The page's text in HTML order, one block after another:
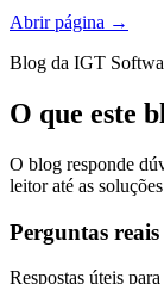
Abrir página →
Blog da IGT
O que este
O blog responde
leitor até as
Perguntas reais
Respostas úteis